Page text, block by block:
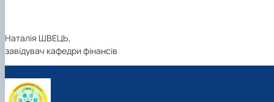
Наталія ШВЕЦЬ,
завідувач кафедри фінансів